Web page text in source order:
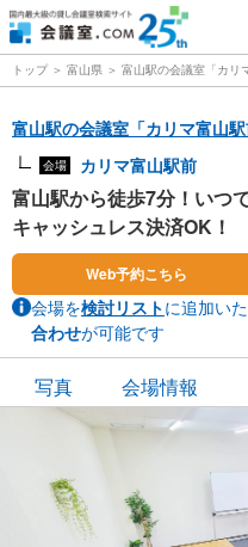
トップ 富山県 富山駅の会議室「カリ
富山駅の会議室「カリマ富山駅
会場 カリマ富山駅前
富山駅から徒歩7分！いつ
キャッシュレス決済OK！
Web予約こちら
会場を検討リストに追加い
合わせが可能です
写真 会場情報